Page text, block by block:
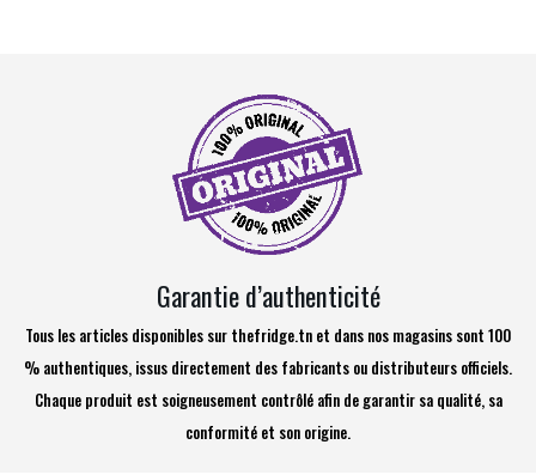
Garantie d’authenticité
Tous les articles disponibles sur thefridge.tn et dans nos magasins sont 100
% authentiques, issus directement des fabricants ou distributeurs officiels.
Chaque produit est soigneusement contrôlé afin de garantir sa qualité, sa
conformité et son origine.